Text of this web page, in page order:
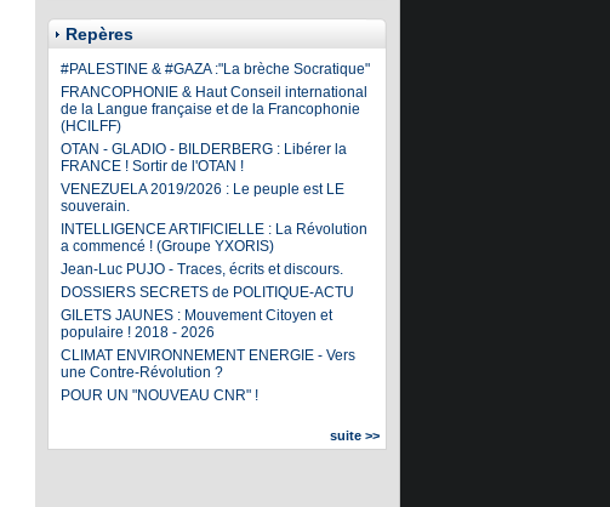
Repères
#PALESTINE & #GAZA :"La brèche Socratique"
FRANCOPHONIE & Haut Conseil international
de la Langue française et de la Francophonie
(HCILFF)
OTAN - GLADIO - BILDERBERG : Libérer la
FRANCE ! Sortir de l'OTAN !
VENEZUELA 2019/2026 : Le peuple est LE
souverain.
INTELLIGENCE ARTIFICIELLE : La Révolution
a commencé ! (Groupe YXORIS)
Jean-Luc PUJO - Traces, écrits et discours.
DOSSIERS SECRETS de POLITIQUE-ACTU
GILETS JAUNES : Mouvement Citoyen et
populaire ! 2018 - 2026
CLIMAT ENVIRONNEMENT ENERGIE - Vers
une Contre-Révolution ?
POUR UN "NOUVEAU CNR" !
suite >>